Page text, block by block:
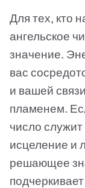
Для тех, кто
ангельское
значение.
вас
и вашей
пламенем.
число
исцеление и
решающее